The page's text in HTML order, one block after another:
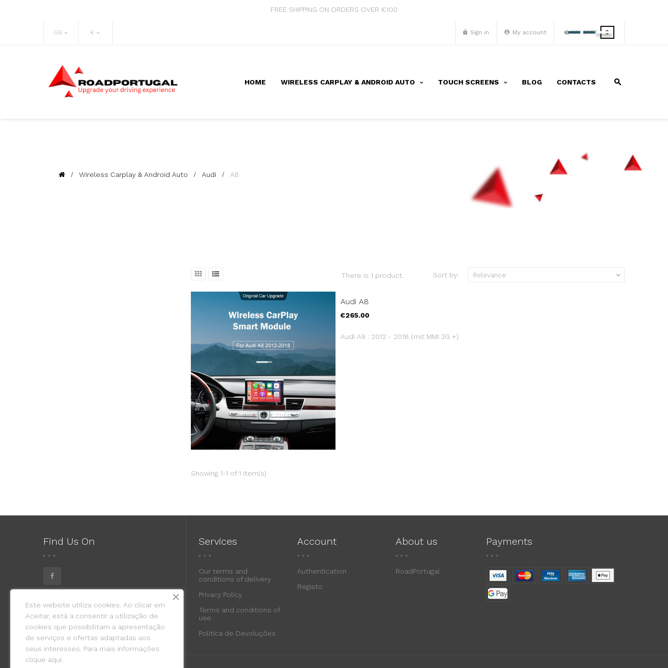
FREE SHIPPING ON ORDERS OVER €100
GB € Sign in My account MY CART 0
HOME WIRELESS CARPLAY & ANDROID AUTO TOUCH SCREENS BLOG CONTACTS
Wireless Carplay & Android Auto Audi A8
There is 1 product. Sort by: Relevance 
Audi A8
Price
€265.00
Audi A8 : 2012 - 2018 (mit MMI 3G +)
Showing 1-1 of 1 item(s)
Find Us On Services
Our terms and
conditions of delivery
Privacy Policy
Terms and conditions of
use
Política de Devoluções
Account
Authentication
Registo
About us
RoadPortugal
Payments
Este website utiliza cookies. Ao clicar em
Aceitar, está a consentir a utilização de
cookies que possibilitam a apresentação
de serviços e ofertas adaptadas aos
seus interesses. Para mais informações
clique aqui.